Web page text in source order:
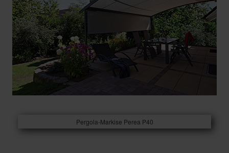
Pergola-Markise Perea P40